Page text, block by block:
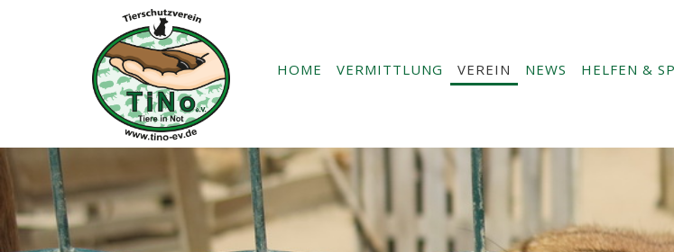
HOME VERMITTLUNG VEREIN NEWS HELFEN &